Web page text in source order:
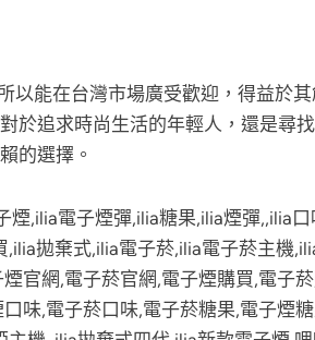
以能在台灣市場廣受歡迎，得益於
於追求時尚生活的年輕人，還是尋
的選擇。